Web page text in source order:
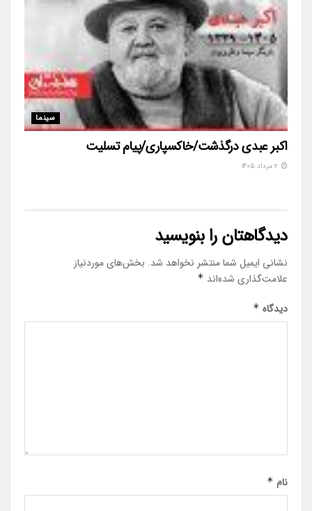
سینما
اکبر عبدی درگذشت/خاکسپاری/پیام تسلیت
دیدگاهتان را بنویسید
نشانی ایمیل شما منتشر نخواهد شد. بخش‌های موردنیاز
علامت‌گذاری شده‌اند *
دیدگاه *
نام *